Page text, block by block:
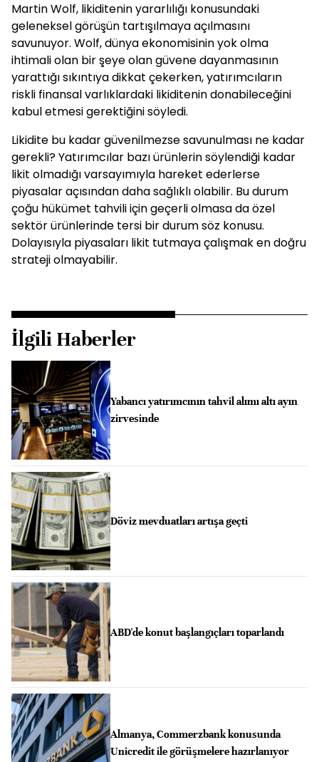
Martin Wolf, likiditenin yararlılığı konusundaki
geleneksel görüşün tartışılmaya açılmasını
savunuyor. Wolf, dünya ekonomisinin yok olma
ihtimali olan bir şeye olan güvene dayanmasının
yarattığı sıkıntıya dikkat çekerken, yatırımcıların
riskli finansal varlıklardaki likiditenin donabileceğini
kabul etmesi gerektiğini söyledi.
Likidite bu kadar güvenilmezse savunulması ne kadar
gerekli? Yatırımcılar bazı ürünlerin söylendiği kadar
likit olmadığı varsayımıyla hareket ederlerse
piyasalar açısından daha sağlıklı olabilir. Bu durum
çoğu hükümet tahvili için geçerli olmasa da özel
sektör ürünlerinde tersi bir durum söz konusu.
Dolayısıyla piyasaları likit tutmaya çalışmak en doğru
strateji olmayabilir.
İlgili Haberler
Yabancı yatırımcının tahvil alımı altı ayın
zirvesinde
Döviz mevduatları artışa geçti
ABD'de konut başlangıçları toparlandı
Almanya, Commerzbank konusunda
Unicredit ile görüşmelere hazırlanıyor